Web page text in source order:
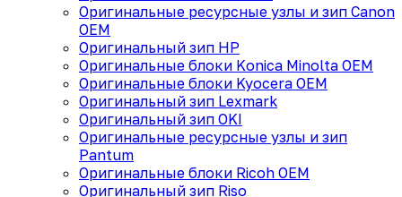
Оригинальные ресурсные узлы и зип Canon
OEM
Оригинальный зип HP
Оригинальные блоки Konica Minolta OEM
Оригинальные блоки Kyocera OEM
Оригинальный зип Lexmark
Оригинальный зип OKI
Оригинальные ресурсные узлы и зип
Pantum
Оригинальные блоки Ricoh OEM
Оригинальный зип Riso